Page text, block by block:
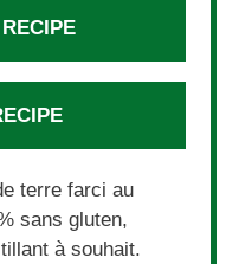
terre farci au
sans gluten,
à souhait.